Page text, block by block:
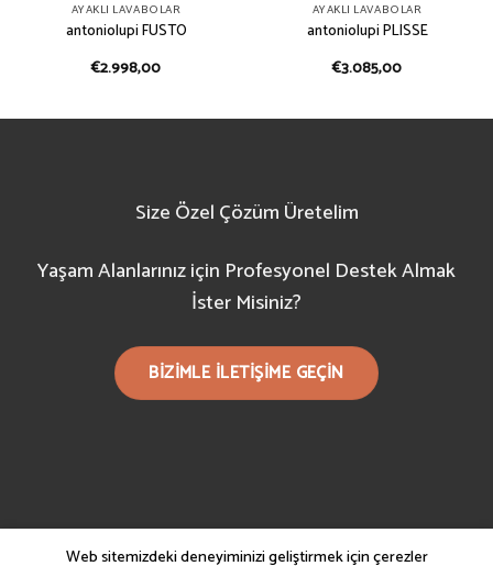
AYAKLI LAVABOLAR
antoniolupi FUSTO
€2.998,00
AYAKLI LAVABOLAR
antoniolupi PLISSE
€3.085,00
Size Özel Çözüm Üretelim
Yaşam Alanlarınız için Profesyonel Destek Almak
İster Misiniz?
BIZIMLE ILETIŞIME GEÇIN
Web sitemizdeki deneyiminizi geliştirmek için çerezler